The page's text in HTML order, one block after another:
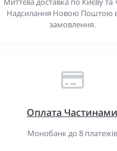
Надсилання Новою Поштою
замовлення.
Оплата Частинами
Монобанк до 8 платежів